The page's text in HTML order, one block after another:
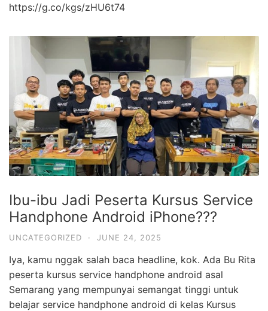
https://g.co/kgs/zHU6t74
Ibu-ibu Jadi Peserta Kursus Service
Handphone Android iPhone???
UNCATEGORIZED · JUNE 24, 2025
Iya, kamu nggak salah baca headline, kok. Ada Bu Rita
peserta kursus service handphone android asal
Semarang yang mempunyai semangat tinggi untuk
belajar service handphone android di kelas Kursus